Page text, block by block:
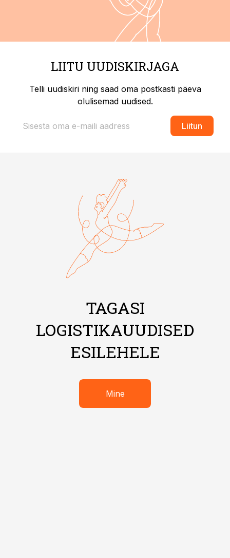
LIITU UUDISKIRJAGA
Telli uudiskiri ning saad oma postkasti päeva
olulisemad uudised.
Liitun
TAGASI
LOGISTIKAUUDISED
ESILEHELE
Mine